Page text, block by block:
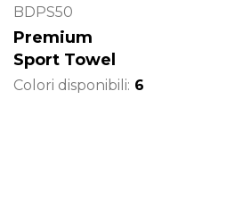
BDPS50
Premium
Sport Towel
Colori disponibili: 6